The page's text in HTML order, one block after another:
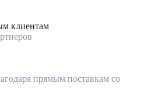
клиентам
прямым поставкам со